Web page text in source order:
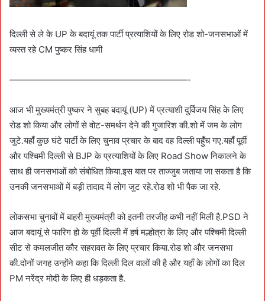
दिल्ली से ले के UP के बदायूं तक पार्टी प्रत्याशियों के लिए रोड शो-जनसभाओं में
व्यस्त रहे CM पुष्कर सिंह धामी
————————————————————-
आज भी मुख्यमंत्री पुष्कर ने सुबह बदायूं (UP) में प्रत्याशी दुर्विजय सिंह के लिए
रोड शो किया और लोगों से वोट-समर्थन देने की गुजारिश की.शो में जम के लोग
जुटे.यहाँ कुछ घंटे पार्टी के लिए चुनाव प्रचार के बाद वह दिल्ली पहुँच गए.यहाँ पूर्वी
और पश्चिमी दिल्ली से BJP के प्रत्याशियों के लिए Road Show निकालने के
साथ ही जनसभाओं को संबोधित किया.इस बात पर ताज्जुब जताया जा सकता है कि
उनकी जनसभाओं में बड़ी तादाद में लोग जुट रहे.रोड शो भी पैक जा रहे.
लोकसभा चुनावों में बाहरी मुख्यमंत्री को इतनी तरजीह कभी नहीं मिली है.PSD ने
आज बदायूं से फारिग हो के पूर्वी दिल्ली में हर्ष मल्होत्रा के लिए और पश्चिमी दिल्ली
सीट से कमलजीत कौर सहरावत के लिए प्रचार किया.रोड शो और जनसभा
की.दोनों जगह उन्होंने कहा कि दिल्ली दिल वालों की है और यहाँ के लोगों का दिल
PM नरेंद्र मोदी के लिए ही धड़कता है.